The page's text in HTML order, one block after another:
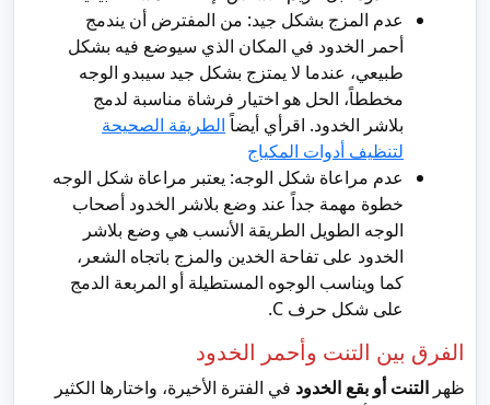
عدم المزج بشكل جيد: من المفترض أن يندمج
أحمر الخدود في المكان الذي سيوضع فيه بشكل
طبيعي، عندما لا يمتزج بشكل جيد سيبدو الوجه
مخططاً، الحل هو اختيار فرشاة مناسبة لدمج
بلاشر الخدود. اقرأي أيضاًالطريقة الصحيحة
لتنظيف أدوات المكياج
عدم مراعاة شكل الوجه: يعتبر مراعاة شكل الوجه
خطوة مهمة جداً عند وضع بلاشر الخدود أصحاب
الوجه الطويل الطريقة الأنسب هي وضع بلاشر
الخدود على تفاحة الخدين والمزج باتجاه الشعر،
كما ويناسب الوجوه المستطيلة أو المربعة الدمج
على شكل حرف C.
الفرق بين التنت وأحمر الخدود
ظهر التنت أو بقع الخدود في الفترة الأخيرة، واختارها الكثير